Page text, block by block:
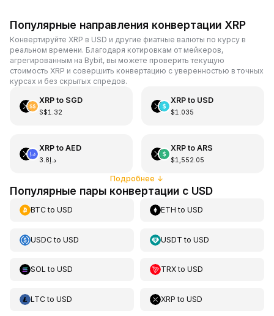
Популярные направления конвертации XRP
Конвертируйте XRP в USD и другие фиатные валюты по курсу в
реальном времени. Благодаря котировкам от мейкеров,
агрегированным на Bybit, вы можете проверить текущую
стоимость XRP и совершить конвертацию с уверенностью в точных
курсах и без скрытых спредов.
XRPto SGD
S$1.32
XRPto USD
$1.035
XRPto AED
د.إ3.8
XRPto ARS
$1,552.05
Подробнее ↓
Популярные пары конвертации с USD
BTCto USD ETH toUSD
USDCto USD USDT toUSD
SOL to USD TRXtoUSD
LTCto USD XRP toUSD